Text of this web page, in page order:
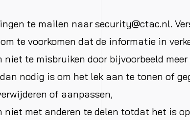
te mailen naar security@ctac.nl.
te voorkomen dat de informatie in
niet te misbruiken door bijvoorbeeld
nodig is om het lek aan te tonen of
of aanpassen,
niet met anderen te delen totdat het is